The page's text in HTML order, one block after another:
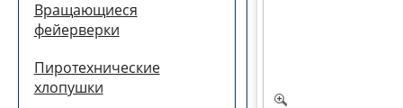
Вращающиеся
фейерверки
Пиротехнические
хлопушки